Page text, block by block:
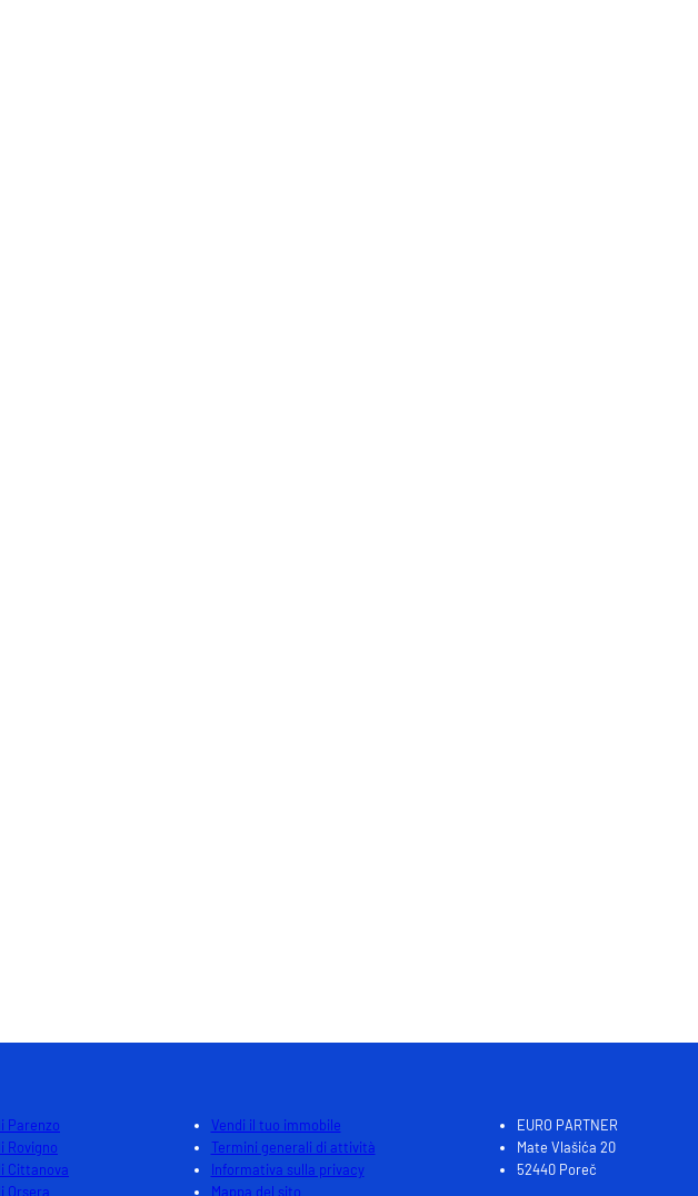
Parenzo
Rovigno
Cittanova
Orsera
Vendi il tuo immobile
Termini generali di attività
Informativa sulla privacy
Mappa del sito
EURO PARTNER
Mate Vlašića 20
52440 Poreč